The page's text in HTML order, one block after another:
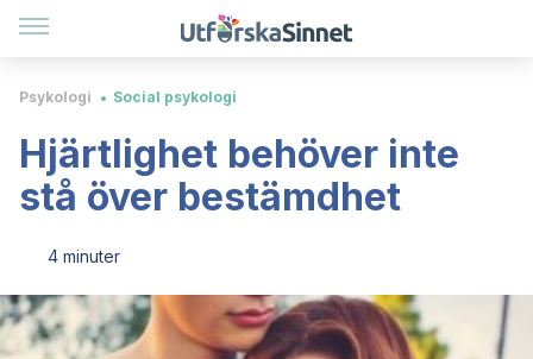
Psykologi Social psykologi
Hjärtlighet behöver inte
stå över bestämdhet
4 minuter